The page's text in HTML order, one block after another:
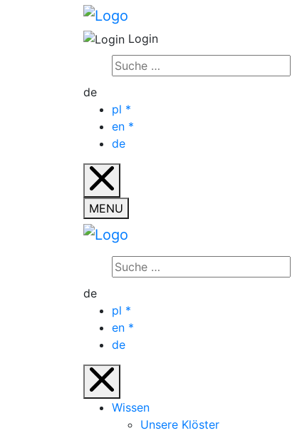
Login
de
pl *
en *
de
MENU
de
pl *
en *
de
Wissen
Unsere Klöster